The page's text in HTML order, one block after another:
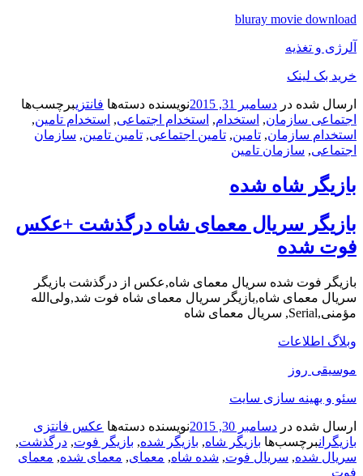
bluray movie download
آلرژی و تغذیه
خرید بک لینک
ارسال شده در دسامبر 31, 2015 نویسنده دسته‌ها فانتزیبرچسب‌ها
اجتماعی سازمان, استخدام, استخدام اجتماعی, استخدام تامین,
استخدام سازمان, تامین, تامین اجتماعی, تامین تامین, سازمان
اجتماعی, سازمان تامین
بازیگر شاه شده
بازیگر سریال معمای شاه درگذشت +عکس
فوت شده
بازیگر فوت شده سریال معمای شاه,عکس از درگذشت بازیگر
سریال معمای شاه,بازیگر سریال معمای شاه فوت شد,ولی‌الله
مؤمنی,Serial, سریال معمای شاه
وبلاگ اطلاعات
موسیقی روز
سئو و بهینه سازی سایت
ارسال شده در دسامبر 30, 2015 نویسنده دسته‌ها عکس فانتزی
بازیگرانبرچسب‌ها بازیگر شاه, بازیگر شده, بازیگر فوت, درگذشت,
سریال شده, سریال فوت, شده شاه, معمای, معمای شده, معمای
فوت